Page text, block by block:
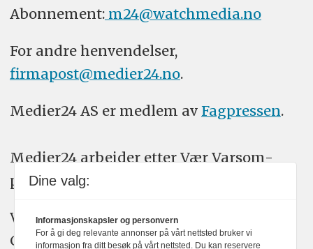
Abonnement:m24@watchmedia.no
For andre henvendelser,
firmapost@medier24.no.
Medier24 AS er medlem av Fagpressen.
Medier24 arbeider etter Vær Varsom-
plakatens regler for god presseskikk.
Vi bruker KI-verktøy som ChatGPT,
Claude, og Gemini i journalistikken vår.
Dine valg:
Informasjonskapsler og personvern
For å gi deg relevante annonser på vårt nettsted bruker vi
informasjon fra ditt besøk på vårt nettsted. Du kan reservere